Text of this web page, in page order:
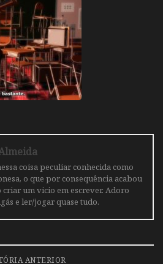
coisa peculiar conhecida como
o que por consequência acabou
criar um vicio em escrever. Adoro
e ler/jogar quase tudo.
ANTERIOR